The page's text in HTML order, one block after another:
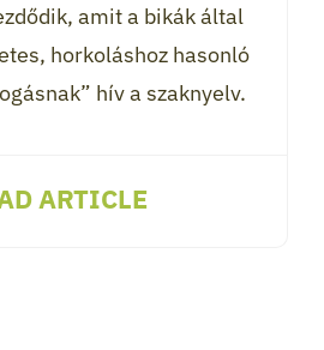
amit a bikák által
horkoláshoz hasonló
hív a szaknyelv.
ARTICLE